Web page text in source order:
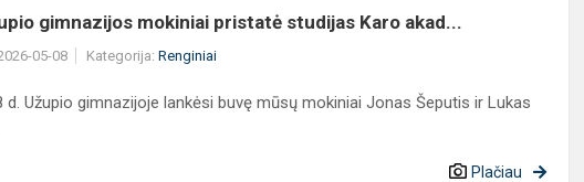
gimnazijos mokiniai pristatė studijas Karo akad...
05-08 Kategorija: Renginiai
d. Užupio gimnazijoje lankėsi buvę mūsų mokiniai Jonas Šeputis ir Lukas
Plačiau